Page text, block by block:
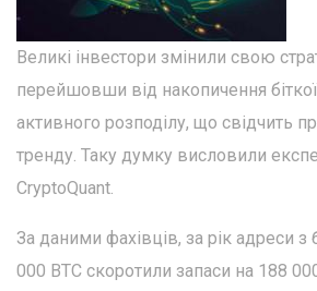
Великі інвестори змінили свою
перейшовши від накопичення
активного розподілу, що свідчить
тренду. Таку думку висловили
CryptoQuant.
За даними фахівців, за рік адреси
000 BTC скоротили запаси на 188